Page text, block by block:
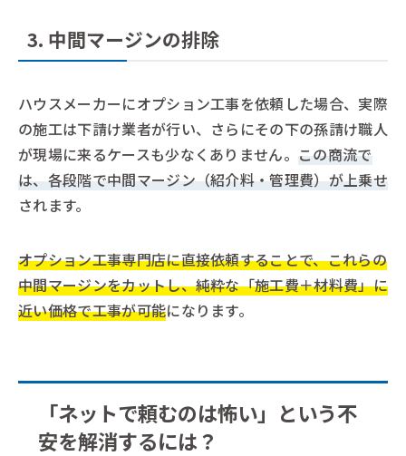
3. 中間マージンの排除
ハウスメーカーにオプション工事を依頼した場合、実際
の施工は下請け業者が行い、さらにその下の孫請け職人
が現場に来るケースも少なくありません。この商流で
は、各段階で中間マージン（紹介料・管理費）が上乗せ
されます。
オプション工事専門店に直接依頼することで、これらの
中間マージンをカットし、純粋な「施工費＋材料費」に
近い価格で工事が可能になります。
「ネットで頼むのは怖い」という不
安を解消するには？